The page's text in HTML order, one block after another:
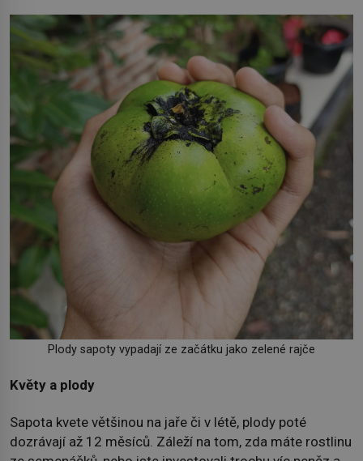
Plody sapoty vypadají ze začátku jako zelené rajče
Květy a plody
Sapota kvete většinou na jaře či v létě, plody poté
dozrávají až 12 měsíců. Záleží na tom, zda máte rostlinu